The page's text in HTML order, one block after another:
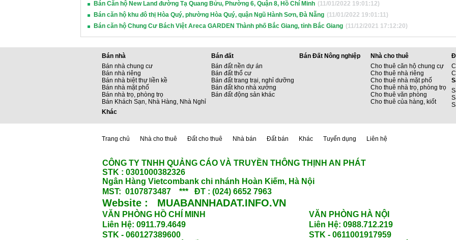
Bán Căn hộ New Land đường Tạ Quang Bửu, Phường 6, Quận 8, Hồ Chí Minh (11/01/2022 19:01:12)
Bán căn hộ khu đô thị Hòa Quý, phường Hòa Quý, quận Ngũ Hành Sơn, Đà Nẵng (11/01/2022 19:01:11)
Bán căn hộ Chung Cư Bách Việt Areca GARDEN Thành phố Bắc Giang, tỉnh Bắc Giang (11/12/2021 17:12:20)
Bán nhà
Bán nhà chung cư
Bán nhà riêng
Bán nhà biệt thự liền kề
Bán nhà mặt phố
Bán nhà trọ, phòng trọ
Bán Khách Sạn, Nhà Hàng, Nhà Nghỉ
Bán đất
Bán đất nền dự án
Bán đất thổ cư
Bán đất trang trại, nghỉ dưỡng
Bán đất kho nhà xưởng
Bán đất động sản khác
Bán Đất Nông nghiệp
Nhà cho thuê
Cho thuê căn hộ chung cự
Cho thuê nhà riêng
Cho thuê nhà mặt phố
Cho thuê nhà trọ, phòng trọ
Cho thuê văn phòng
Cho thuê của hàng, kiốt
Khác
Trang chủ Nhà cho thuê Đất cho thuê Nhà bán Đất bán Khác Tuyển dụng Liên hệ
CÔNG TY TNHH QUẢNG CÁO VÀ TRUYỀN THÔNG THỊNH AN PHÁT
STK : 0301000382326
Ngân Hàng Vietcombank chi nhánh Hoàn Kiếm, Hà Nội
MST: 0107873487 *** ĐT : (024) 6652 7963
Website : MUABANNHADAT.INFO.VN
VĂN PHÒNG HỒ CHÍ MINH
VĂN PHÒNG HÀ NỘI
Liên Hệ: 0911.79.4649
Liên Hệ: 0988.712.219
STK - 060127389600
STK - 0611001917959